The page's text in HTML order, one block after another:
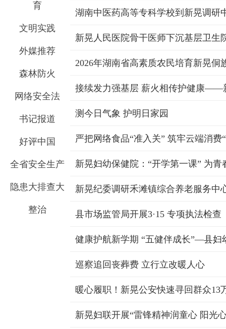
育
文明实践
外媒推荐
森林防火
网络安全法
书记报道
好评中国
全省安全生产
隐患大排查大
整治
新晃人民医院骨干医师下沉基层卫生
测今日气象 护明日家园
新晃妇幼保健院：“开学第一课” 为青
新晃纪委调研禾滩镇综合养老服务中
县市场监管局开展3·15 专项执法检查
巡察追回丧葬费 立行立改暖人心
暖心履职！新晃公安快速寻回群众13